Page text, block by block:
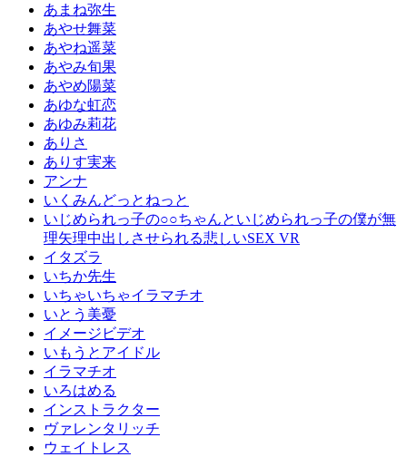
あまね弥生
あやせ舞菜
あやね遥菜
あやみ旬果
あやめ陽菜
あゆな虹恋
あゆみ莉花
ありさ
ありす実来
アンナ
いくみんどっとねっと
いじめられっ子の○○ちゃんといじめられっ子の僕が無
理矢理中出しさせられる悲しいSEX VR
イタズラ
いちか先生
いちゃいちゃイラマチオ
いとう美憂
イメージビデオ
いもうとアイドル
イラマチオ
いろはめる
インストラクター
ヴァレンタリッチ
ウェイトレス